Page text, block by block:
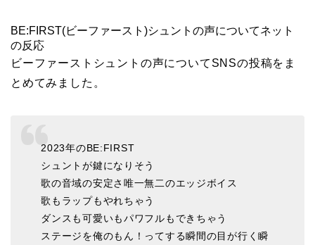
BE:FIRST(ビーファースト)シュントの声についてネット
の反応
ビーファーストシュントの声についてSNSの投稿をま
とめてみました。
2023年のBE:FIRST
シュントが鍵になりそう
歌の音域の安定さ唯一無二のエッジボイス
歌もラップもやれちゃう
ダンスも可愛いもパワフルもできちゃう
ステージを俺のもん！ってする瞬間の目が行く瞬